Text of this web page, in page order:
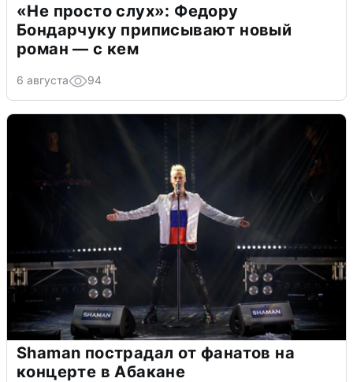
«Не просто слух»: Федору
Бондарчуку приписывают новый
роман — с кем
6 августа 94
Shaman пострадал от фанатов на
концерте в Абакане